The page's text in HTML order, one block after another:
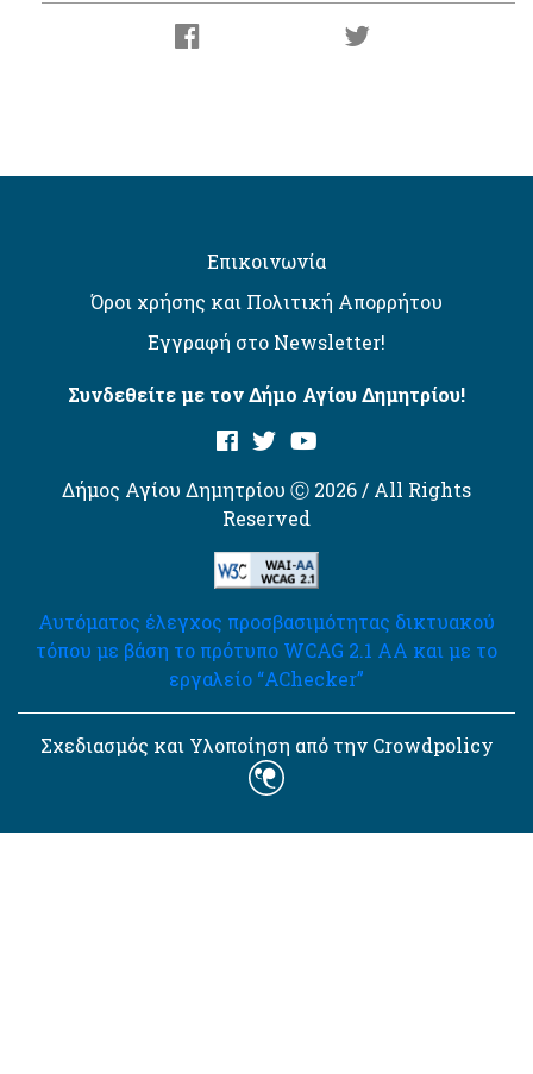
Επικοινωνία
Όροι χρήσης και Πολιτική Απορρήτου
Εγγραφή στο Newsletter!
Συνδεθείτε με τον Δήμο Αγίου Δημητρίου!
Δήμος Αγίου Δημητρίου Ⓒ 2026 / All Rights
Reserved
Αυτόματος έλεγχος προσβασιμότητας δικτυακού
τόπου με βάση το πρότυπο WCAG 2.1 AA και με το
εργαλείο “AChecker”
Σχεδιασμός και Υλοποίηση από την Crowdpolicy